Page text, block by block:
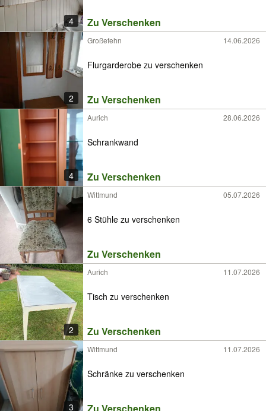
4 Zu Verschenken
2
Großefehn 14.06.2026
Flurgarderobe zu verschenken
Zu Verschenken
4
Aurich 28.06.2026
Schrankwand
Zu Verschenken
Wittmund 05.07.2026
6 Stühle zu verschenken
Zu Verschenken
2
Aurich 11.07.2026
Tisch zu verschenken
Zu Verschenken
3
Wittmund 11.07.2026
Schränke zu verschenken